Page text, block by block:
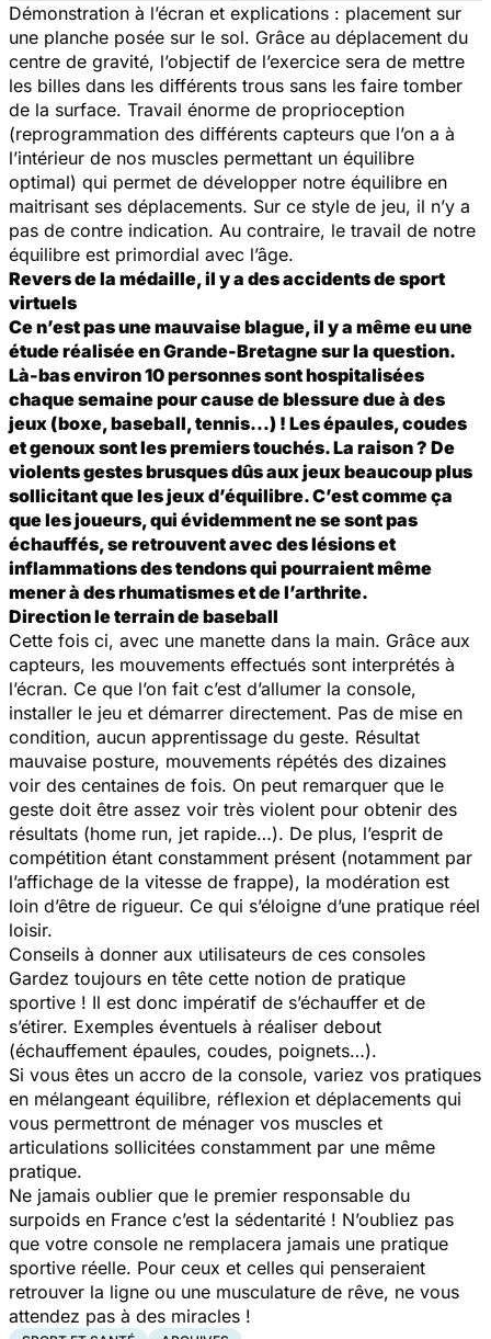
Démonstration à l’écran et explications : placement sur
une planche posée sur le sol. Grâce au déplacement du
centre de gravité, l’objectif de l’exercice sera de mettre
les billes dans les différents trous sans les faire tomber
de la surface. Travail énorme de proprioception
(reprogrammation des différents capteurs que l’on a à
l’intérieur de nos muscles permettant un équilibre
optimal) qui permet de développer notre équilibre en
maitrisant ses déplacements. Sur ce style de jeu, il n’y a
pas de contre indication. Au contraire, le travail de notre
équilibre est primordial avec l’âge.
Revers de la médaille, il y a des accidents de sport
virtuels
Ce n’est pas une mauvaise blague, il y a même eu une
étude réalisée en Grande-Bretagne sur la question.
Là-bas environ 10 personnes sont hospitalisées
chaque semaine pour cause de blessure due à des
jeux (boxe, baseball, tennis…) ! Les épaules, coudes
et genoux sont les premiers touchés. La raison ? De
violents gestes brusques dûs aux jeux beaucoup plus
sollicitant que les jeux d’équilibre. C’est comme ça
que les joueurs, qui évidemment ne se sont pas
échauffés, se retrouvent avec des lésions et
inflammations des tendons qui pourraient même
mener à des rhumatismes et de l’arthrite.
Direction le terrain de baseball
Cette fois ci, avec une manette dans la main. Grâce aux
capteurs, les mouvements effectués sont interprétés à
l’écran. Ce que l’on fait c’est d’allumer la console,
installer le jeu et démarrer directement. Pas de mise en
condition, aucun apprentissage du geste. Résultat
mauvaise posture, mouvements répétés des dizaines
voir des centaines de fois. On peut remarquer que le
geste doit être assez voir très violent pour obtenir des
résultats (home run, jet rapide…). De plus, l’esprit de
compétition étant constamment présent (notamment par
l’affichage de la vitesse de frappe), la modération est
loin d’être de rigueur. Ce qui s’éloigne d’une pratique réel
loisir.
Conseils à donner aux utilisateurs de ces consoles
Gardez toujours en tête cette notion de pratique
sportive ! Il est donc impératif de s’échauffer et de
s’étirer. Exemples éventuels à réaliser debout
(échauffement épaules, coudes, poignets…).
Si vous êtes un accro de la console, variez vos pratiques
en mélangeant équilibre, réflexion et déplacements qui
vous permettront de ménager vos muscles et
articulations sollicitées constamment par une même
pratique.
Ne jamais oublier que le premier responsable du
surpoids en France c’est la sédentarité ! N’oubliez pas
que votre console ne remplacera jamais une pratique
sportive réelle. Pour ceux et celles qui penseraient
retrouver la ligne ou une musculature de rêve, ne vous
attendez pas à des miracles !